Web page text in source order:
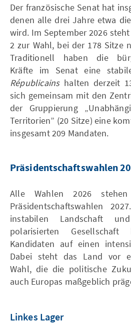
Der französische Senat hat
denen alle drei Jahre etwa
wird. Im September 2026
2 zur Wahl, bei der 178 Sitze
Traditionell haben die
Kräfte im Senat eine
Républicainshalten derzeit
sich gemeinsam mit den
der Gruppierung
Territorien” (20 Sitze) eine
insgesamt 209 Mandaten.
Präsidentschaftswahlen
Alle Wahlen 2026
Präsidentschaftswahlen
instabilen Landschaft
polarisierten
Kandidaten auf einen
Dabei steht das Land vor
Wahl, die die politische
auch Europas maßgeblich
Linkes Lager